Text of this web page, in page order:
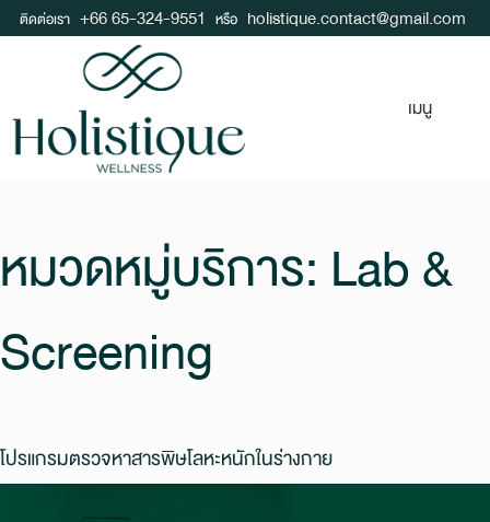
ติดต่อเรา +66 65-324-9551 หรือ holistique.contact@gmail.com
เมนู
หมวดหมู่บริการ: Lab &
Screening
โปรแกรมตรวจหาสารพิษโลหะหนักในร่างกาย